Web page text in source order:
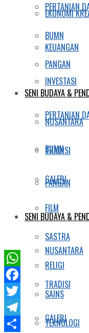
PERTANIAN
BUMN
PANGAN
SENI BUDAYA &
NUSANTARA
TRADISI
GALERI
FILM
SASTRA
RELIGI
SAINS
TEKNOLOGI
EKONOMI
KEUANGAN
INVESTASI
PERTANIAN
BUMN
PANGAN
SENI BUDAYA &
NUSANTARA
TRADISI
GALERI
WhatsApp
Facebook
Twitter
Telegram